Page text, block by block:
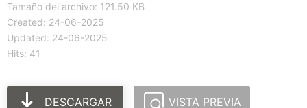
Tamaño del archivo: 121.50 KB
Created: 24-06-2025
Updated: 24-06-2025
Hits: 41
DESCARGAR VISTA PREVIA